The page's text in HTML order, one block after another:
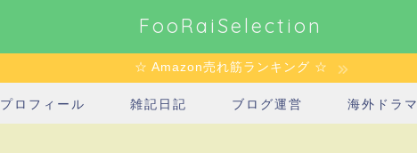
FooRaiSelection
☆ Amazon売れ筋ランキング ☆
プロフィール 雑記日記 ブログ運営 海外ドラマ